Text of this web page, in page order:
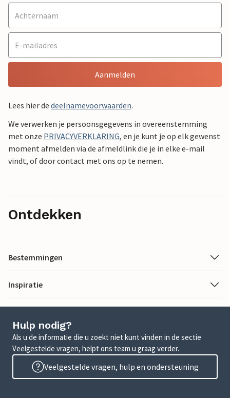
Aanmelden
Lees hier de deelnamevoorwaarden.
We verwerken je persoonsgegevens in overeenstemming
met onze PRIVACYVERKLARING, en je kunt je op elk gewenst
moment afmelden via de afmeldlink die je in elke e-mail
vindt, of door contact met ons op te nemen.
Ontdekken
Bestemmingen
Inspiratie
Hulp nodig?
Als u de informatie die u zoekt niet kunt vinden in de sectie
Veelgestelde vragen, helpt ons team u graag verder.
Veelgestelde vragen, hulp en ondersteuning